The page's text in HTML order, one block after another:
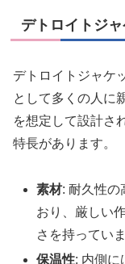
デトロイトジャ
デトロイトジャケ
として多くの人に
を想定して設計さ
特長があります。
素材: 耐久性の
おり、厳しい
さを持っていま
保温性: 内側に